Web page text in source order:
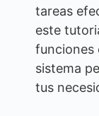
tareas
este
funciones
sistema
tus